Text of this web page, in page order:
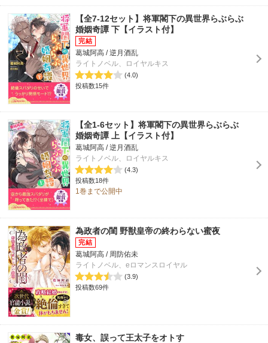
【全7-12セット】将軍閣下の異世界らぶらぶ
婚姻奇譚 下【イラスト付】
葛城阿高 / 逆月酒乱
ライトノベル、ロイヤルキス
(4.0)
投稿数15件
【全1-6セット】将軍閣下の異世界らぶらぶ
婚姻奇譚 上【イラスト付】
葛城阿高 / 逆月酒乱
ライトノベル、ロイヤルキス
(4.3)
投稿数18件
1巻まで公開中
為政者の閨 野獣皇帝の終わらない蜜夜
葛城阿高 / 周防佑未
ライトノベル、eロマンスロイヤル
(3.9)
投稿数69件
毒女、誤って王太子をオトす